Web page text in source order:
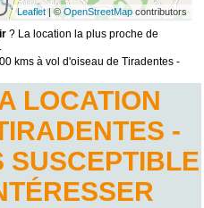
Leaflet| ©OpenStreetMapcontributors
? La location la plus proche de
kms à vol d'oiseau de Tiradentes -
LOCATION
-
SUSCEPTIBLE